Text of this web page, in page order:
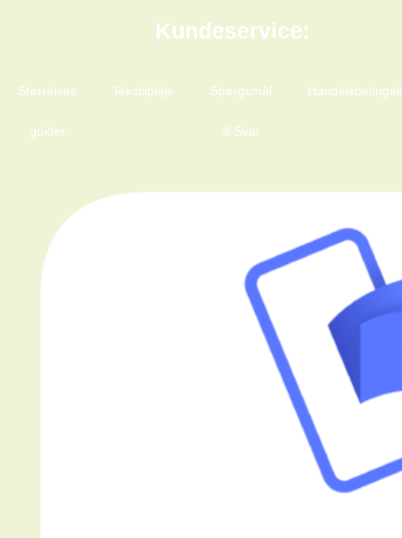
Kundeservice:
Størrelses
guider
Tekstilpleje Spørgsmål
& Svar